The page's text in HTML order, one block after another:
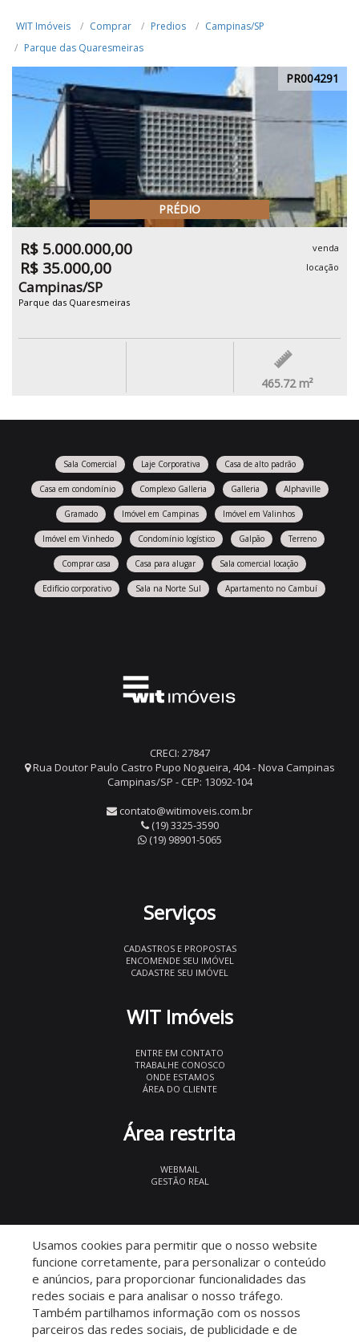
WIT Imóveis Comprar Predios
Campinas/SP
Parque das Quaresmeiras
PR004291
PRÉDIO
R$ 5.000.000,00 venda
R$ 35.000,00 locação
Campinas/SP
Parque das Quaresmeiras
465.72 m²
Sala Comercial Laje Corporativa Casa de alto padrão
Casa em condomínio Complexo Galleria Galleria Alphaville
Gramado Imóvel em Campinas Imóvel em Valinhos
Imóvel em Vinhedo Condomínio logístico Galpão Terreno
Comprar casa Casa para alugar Sala comercial locação
Edifício corporativo Sala na Norte Sul Apartamento no Cambuí
CRECI: 27847
Rua Doutor Paulo Castro Pupo Nogueira, 404 - Nova Campinas
Campinas/SP - CEP: 13092-104
contato@witimoveis.com.br
(19) 3325-3590
(19) 98901-5065
Serviços
CADASTROS E PROPOSTAS
ENCOMENDE SEU IMÓVEL
CADASTRE SEU IMÓVEL
WIT Imóveis
ENTRE EM CONTATO
TRABALHE CONOSCO
ONDE ESTAMOS
ÁREA DO CLIENTE
Área restrita
WEBMAIL
GESTÃO REAL
Usamos cookies para permitir que o nosso website
funcione corretamente, para personalizar o conteúdo
e anúncios, para proporcionar funcionalidades das
redes sociais e para analisar o nosso tráfego.
Também partilhamos informação com os nossos
parceiros das redes sociais, de publicidade e de